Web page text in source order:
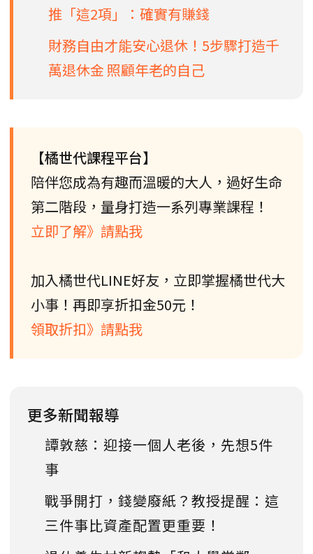
推「這2項」：確實有賺錢
財務自由才能安心退休！5步驟打造千
萬退休金 照顧年老的自己
【橘世代課程平台】
陪伴您成為有趣而溫暖的大人，過好生命
第二階段，量身打造一系列專業課程！
立即了解》請點我
加入橘世代LINE好友，立即掌握橘世代大
小事！再即享折扣金50元！
領取折扣》請點我
更多新聞報導
譚敦慈：迎接一個人老後，先想5件
事
戰爭開打，錢變廢紙？教授提醒：這
三件事比資產配置更重要！